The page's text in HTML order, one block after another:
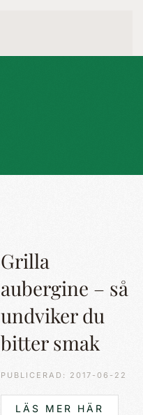
Grilla
aubergine – så
undviker du
bitter smak
PUBLICERAD: 2017-06-22
LÄS MER HÄR